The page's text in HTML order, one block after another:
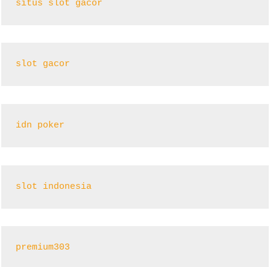
situs slot gacor
slot gacor
idn poker
slot indonesia
premium303